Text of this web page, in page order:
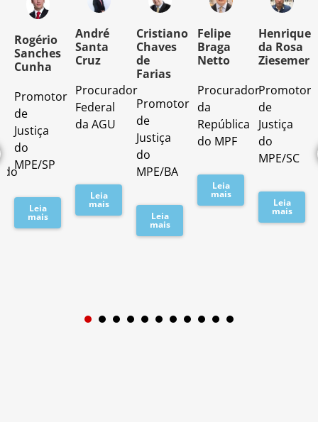
Rogério
Sanches
Cunha
Promotor
de
Justiça
do
MPE/SP
Leia
mais
André
Santa
Cruz
Procurador
Federal
da AGU
Leia
mais
Cristiano
Chaves
de
Farias
Promotor
de
Justiça
do
MPE/BA
Leia
mais
Felipe
Braga
Netto
Procurador
da
República
do MPF
Leia
mais
Henrique
da Rosa
Ziesemer
Promotor
de
Justiça
do
MPE/SC
Leia
mais
1 2 3